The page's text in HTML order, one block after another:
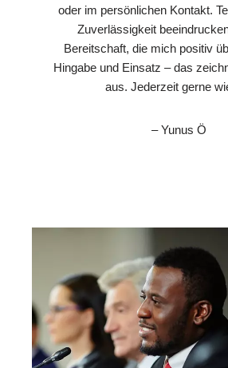
oder im persönlichen Kontakt.
Zuverlässigkeit
Bereitschaft, die mich positiv
Hingabe und Einsatz – das
aus. Jederzeit gerne
– Yunus Ö